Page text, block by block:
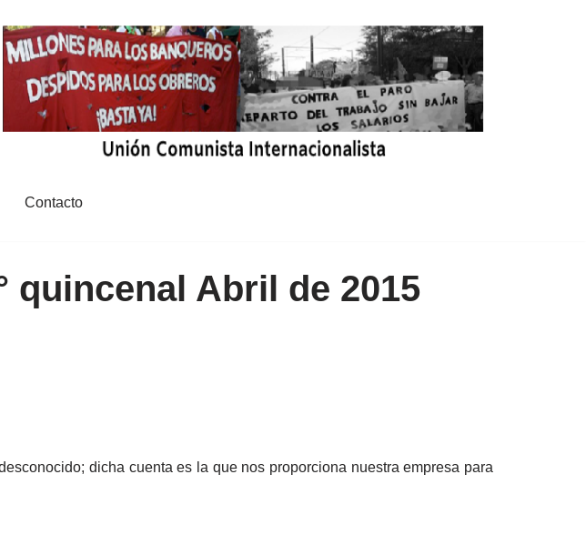
Contacto
quincenal Abril de 2015
dicha cuenta es la que nos proporciona nuestra empresa para